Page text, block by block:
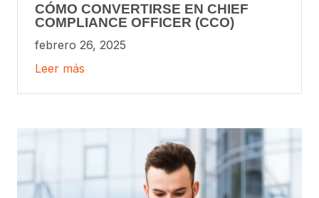
CÓMO CONVERTIRSE EN CHIEF
COMPLIANCE OFFICER (CCO)
febrero 26, 2025
Leer más